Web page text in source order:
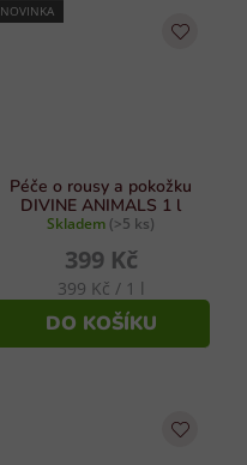
NOVINKA
Péče o rousy a pokožku
DIVINE ANIMALS 1 l
Skladem (>5 ks)
399 Kč
Měrná
cena:
399 Kč / 1 l
DO KOŠÍKU